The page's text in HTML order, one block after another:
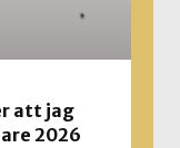
att jag
2026